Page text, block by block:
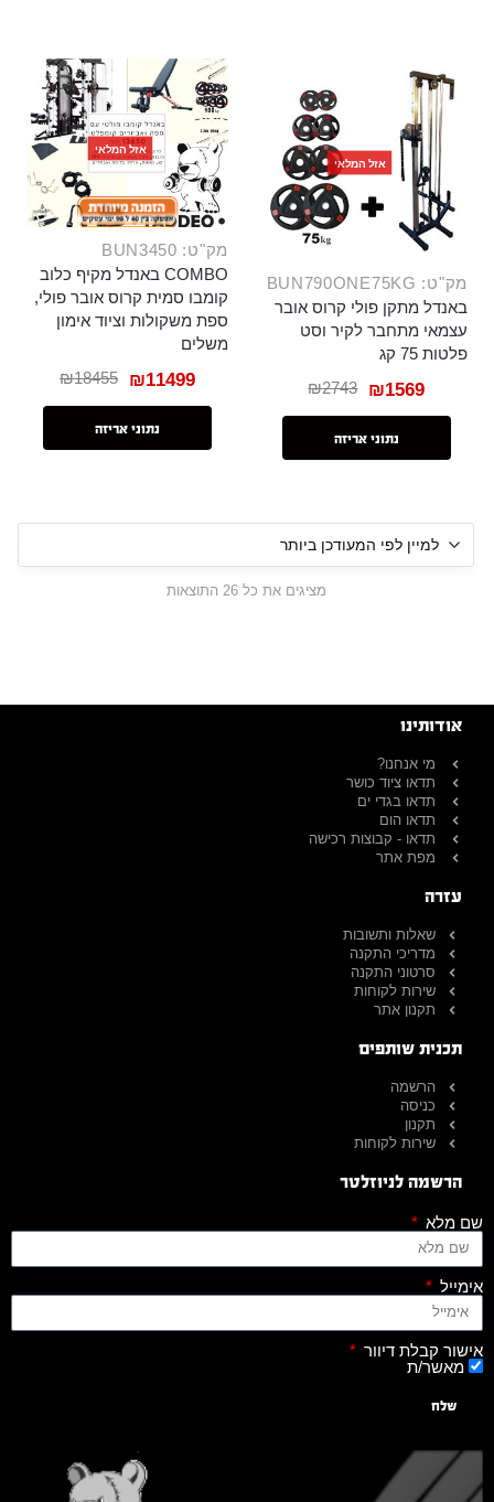
אזל המלאי
מק"ט: BUN790ONE75KG
באנדל מתקן פולי קרוס אובר
עצמאי מתחבר לקיר וסט
פלטות 75 קג
₪2743 ₪1569
נתוני אריזה
אזל המלאי
מק"ט: BUN3450
COMBO באנדל מקיף כלוב
קומבו סמית קרוס אובר פולי,
ספת משקולות וציוד אימון
משלים
₪18455 ₪11499
נתוני אריזה
מציגים את כל ⁦26⁩ התוצאות
אודותינו
מי אנחנו?
תדאו ציוד כושר
תדאו בגדי ים
תדאו הום
תדאו - קבוצות רכישה
מפת אתר
עזרה
שאלות ותשובות
מדריכי התקנה
סרטוני התקנה
שירות לקוחות
תקנון אתר
תכנית שותפים
הרשמה
כניסה
תקנון
שירות לקוחות
הרשמה לניוזלטר
שם מלא
אימייל
אישור קבלת דיוור
מאשר/ת
שלח